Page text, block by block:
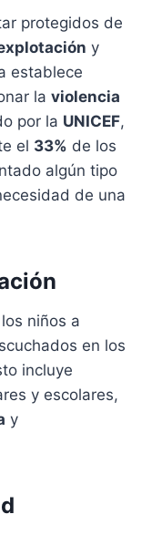
protegidos de
y
establece
la violencia
por la UNICEF,
el 33% de los
algún tipo
de una
niños a
en los
incluye
y escolares,
y